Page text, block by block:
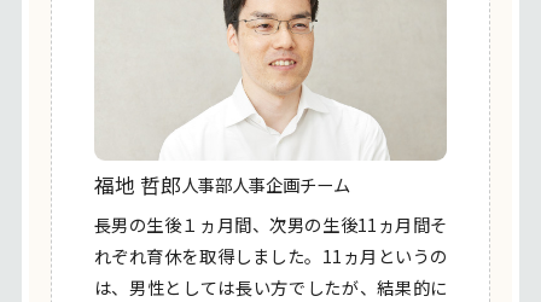
福地 哲郎人事部人事企画チーム
長男の生後１ヵ月間、次男の生後11ヵ月間そ
れぞれ育休を取得しました。11ヵ月というの
は、男性としては長い方でしたが、結果的に